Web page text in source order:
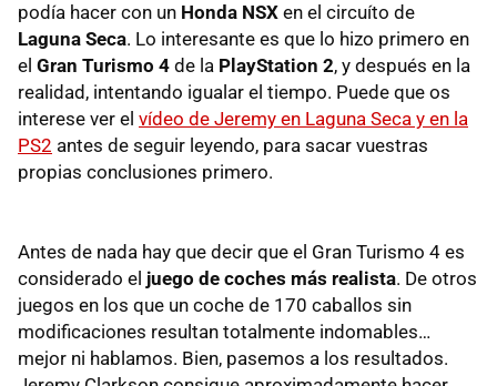
podía hacer con un Honda NSX en el circuíto de
Laguna Seca. Lo interesante es que lo hizo primero en
el Gran Turismo 4 de la PlayStation 2, y después en la
realidad, intentando igualar el tiempo. Puede que os
interese ver el vídeo de Jeremy en Laguna Seca y en la
PS2 antes de seguir leyendo, para sacar vuestras
propias conclusiones primero.
Antes de nada hay que decir que el Gran Turismo 4 es
considerado el juego de coches más realista. De otros
juegos en los que un coche de 170 caballos sin
modificaciones resultan totalmente indomables…
mejor ni hablamos. Bien, pasemos a los resultados.